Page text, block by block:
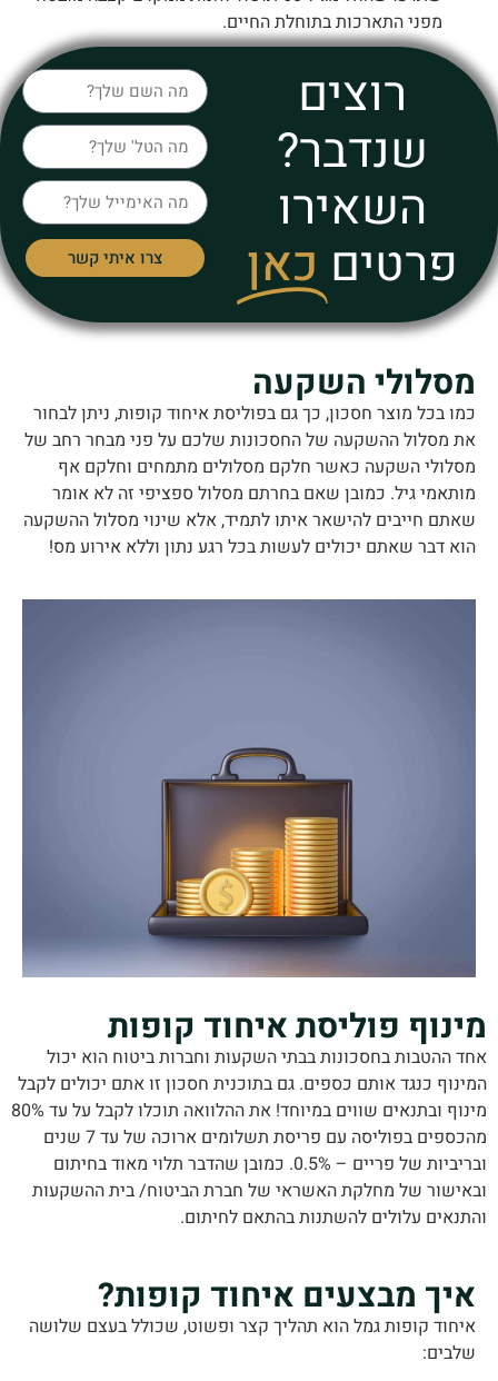
מפני התארכות בתוחלת החיים.
רוצים
שנדבר?
השאירו
פרטיםכאן צרו איתי קשר
השקעה
בכל מוצר חסכון, כך גם בפוליסת איחוד קופות, ניתן לבחור
מסלול ההשקעה של החסכונות שלכם על פני מבחר רחב של
השקעה כאשר חלקם מסלולים מתמחים וחלקם אף
גיל. כמובן שאם בחרתם מסלול ספציפי זה לא אומר
חייבים להישאר איתו לתמיד, אלא שינוי מסלול ההשקעה
דבר שאתם יכולים לעשות בכל רגע נתון וללא אירוע מס!
פוליסת איחוד קופות
ההטבות בחסכונות בבתי השקעות וחברות ביטוח הוא יכול
כנגד אותם כספים. גם בתוכנית חסכון זו אתם יכולים לקבל
מינוף ובתנאים שווים במיוחד! את ההלוואה תוכלו לקבל על עד 80%
מהכספים בפוליסה עם פריסת תשלומים ארוכה של עד 7 שנים
ובריביות של פריים – 0.5%. כמובן שהדבר תלוי מאוד בחיתום
של מחלקת האשראי של חברת הביטוח/ בית ההשקעות
עלולים להשתנות בהתאם לחיתום.
מבצעים איחוד קופות?
קופות גמל הוא תהליך קצר ופשוט, שכולל בעצם שלושה